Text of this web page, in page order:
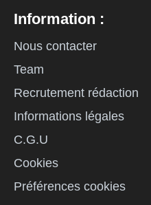
Information :
Nous contacter
Team
Recrutement rédaction
Informations légales
C.G.U
Cookies
Préférences cookies